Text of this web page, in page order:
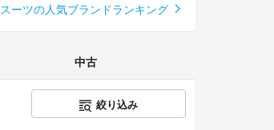
スーツの人気ブランドランキング
中古
絞り込み